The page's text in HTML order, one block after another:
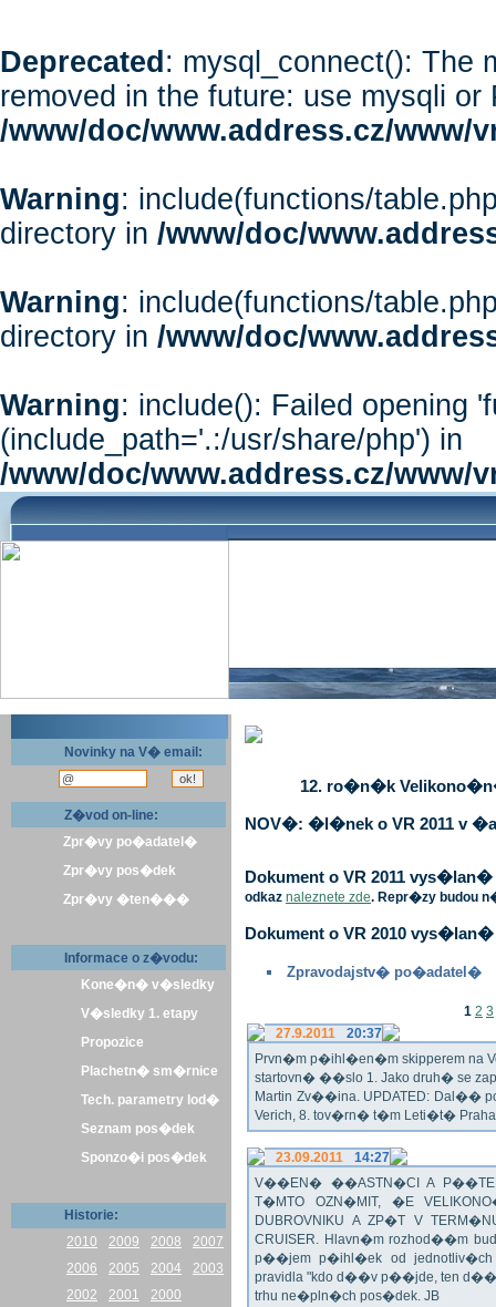
Deprecated : mysql_connect(): The
removed in the future: use mysqli or
/www/doc/www.address.cz/www/
Warning: include(functions/
directory in /www/doc/
Warning: include(functions/
directory in /www/doc/
Warning: include(): Failed opening
(include_path='.:/usr/share/php') in
/www/doc/www.address.cz/www/
Novinky na V� email:
Z�vod on-line:
Zpr�vy po�adatel�
Zpr�vy pos�dek
Zpr�vy �ten���
Informace o z�vodu:
Kone�n� v�sledky
V�sledky 1. etapy
Propozice
Plachetn� sm�rnice
Tech. parametry lod�
Seznam pos�dek
Sponzo�i pos�dek
Historie:
2010
2009 2008
2007
2006
2005 2004
2003
2002
2001 2000
12. ro�n�k
NOV�: �l�nek o VR 2011 v
Dokument o VR 2011
odkaz naleznete zde. Repr�zy budou
Dokument o VR 2010
Zpravodajstv� po�adatel�
1 2 3
27.9.2011
20:37
Prvn�m p�ihl�en�m skipperem na
startovn� ��slo 1. Jako druh� se
Martin Zv��ina. UPDATED: Dal��
Verich, 8. tov�rn� t�m Leti�t� Praha
23.09.2011
14:27
V��EN� ��ASTN�CI A
T�MTO OZN�MIT, �E
DUBROVNIKU A ZP�T V
CRUISER. Hlavn�m rozhod��m
p��jem p�ihl�ek od
pravidla "kdo d��v p��jde, ten
trhu ne�pln�ch pos�dek. JB